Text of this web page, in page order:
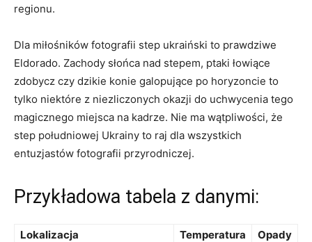
regionu.
Dla miłośników fotografii step ukraiński to prawdziwe
Eldorado. Zachody słońca nad stepem, ptaki łowiące
zdobycz czy dzikie konie galopujące po horyzoncie to
tylko niektóre z niezliczonych okazji do uchwycenia tego
magicznego miejsca na kadrze. Nie ma wątpliwości, że
step południowej Ukrainy to raj dla wszystkich
entuzjastów fotografii przyrodniczej.
Przykładowa tabela z danymi:
Lokalizacja Temperatura
Opady